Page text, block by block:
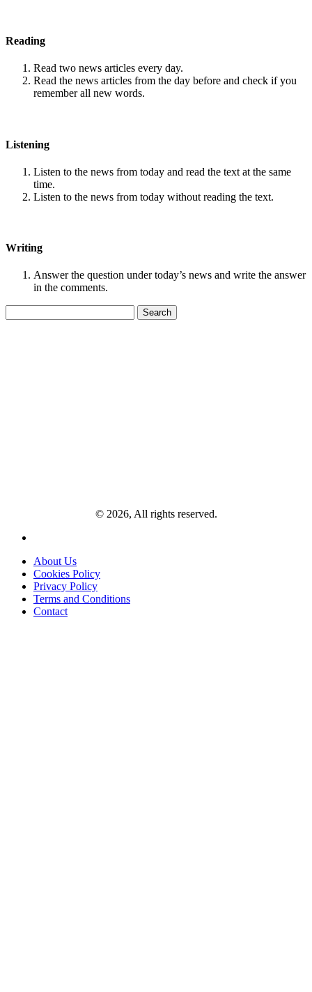
Reading
Read two news articles every day.
Read the news articles from the day before and check if you
remember all new words.
Listening
Listen to the news from today and read the text at the same
time.
Listen to the news from today without reading the text.
Writing
Answer the question under today’s news and write the answer
in the comments.
for:
© 2026, All rights reserved.
About Us
Cookies Policy
Privacy Policy
Terms and Conditions
Contact